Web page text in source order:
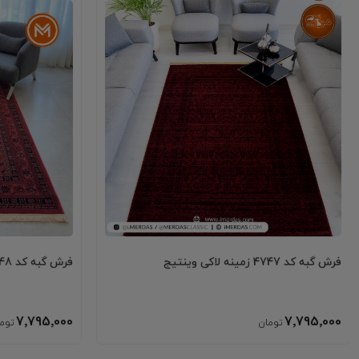
فرش گبه کد 4747 زمینه لاکی وینتیج
7٬795٬000
فرش گبه کد 4748 زمینه لاکی
7٬795٬000